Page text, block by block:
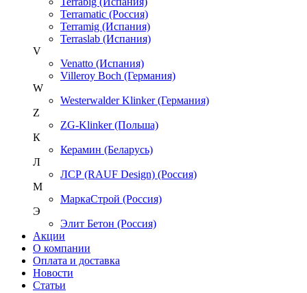
Terramatic (Россия)
Terramig (Испания)
Terraslab (Испания)
V
Venatto (Испания)
Villeroy Boch (Германия)
W
Westerwalder Klinker (Германия)
Z
ZG-Klinker (Польша)
К
Керамин (Беларусь)
Л
ЛСР (RAUF Design) (Россия)
М
МаркаСтрой (Россия)
Э
Элит Бетон (Россия)
Акции
О компании
Оплата и доставка
Новости
Статьи